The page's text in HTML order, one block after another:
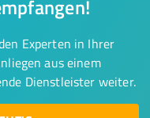
Experten in Ihrer
aus einem
Dienstleister weiter.